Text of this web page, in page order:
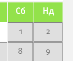
Сб Нд
1
2
8
9